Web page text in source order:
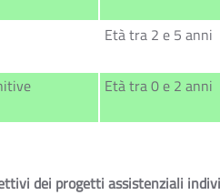
Età tra 2 e 5 anni
Età tra 0 e 2 anni
dei progetti assistenziali